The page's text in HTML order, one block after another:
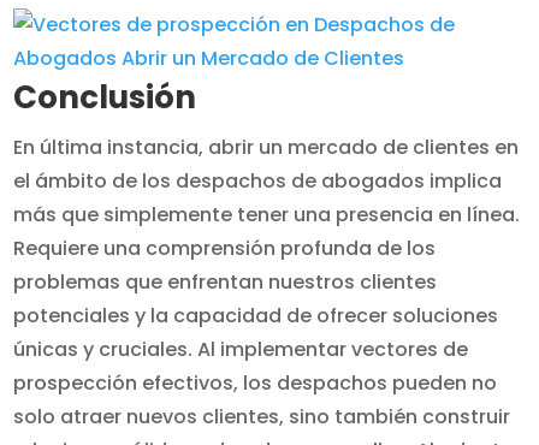
Conclusión
En última instancia, abrir un mercado de clientes en
el ámbito de los despachos de abogados implica
más que simplemente tener una presencia en línea.
Requiere una comprensión profunda de los
problemas que enfrentan nuestros clientes
potenciales y la capacidad de ofrecer soluciones
únicas y cruciales. Al implementar vectores de
prospección efectivos, los despachos pueden no
solo atraer nuevos clientes, sino también construir